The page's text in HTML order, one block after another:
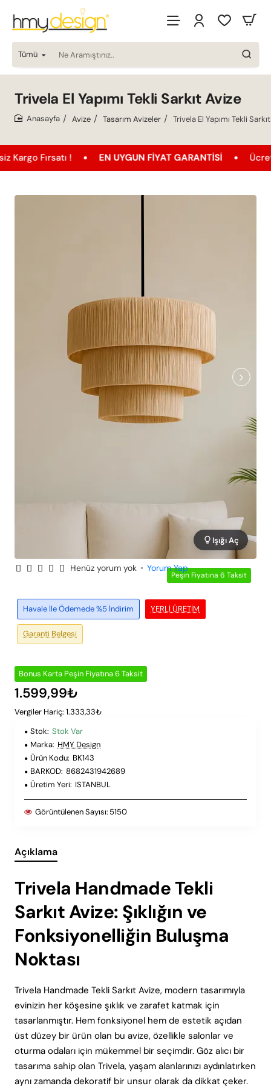
Tümü
Ne
Aramıştınız..
Trivela El Yapımı Tekli Sarkıt Avize
Avize Tasarım Avizeler Trivela El Yapımı Tekli
! EN UYGUN FIYAT GARANTISI Ücretsiz
Peşin Fiyatına 6 Taksit
Işığı Aç
YERLI ÜRETIM
Havale İle Ödemede %5 İndirim
Garanti Belgesi
Henüz yorum yok • Yorum Yap
Bonus Karta Peşin Fiyatına 6 Taksit
1.599,99₺
Vergiler Hariç: 1.333,33₺
Stok: Stok Var
Marka: HMY Design
Ürün Kodu: BK143
BARKOD: 8682431942689
Üretim Yeri: ISTANBUL
Görüntülenen Sayısı: 5150
Açıklama
Trivela Handmade Tekli
Sarkıt Avize: Şıklığın ve
Fonksiyonelliğin Buluşma
Noktası
Trivela Handmade Tekli Sarkıt Avize, modern tasarımıyla
evinizin her köşesine şıklık ve zarafet katmak için
tasarlanmıştır. Hem fonksiyonel hem de estetik açıdan
üst düzey bir ürün olan bu avize, özellikle salonlar ve
oturma odaları için mükemmel bir seçimdir. Göz alıcı bir
tasarıma sahip olan Trivela, yaşam alanlarınızı aydınlatırken
aynı zamanda dekoratif bir unsur olarak da dikkat çeker.